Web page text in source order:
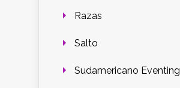
Razas
Salto
Sudamericano Eventing